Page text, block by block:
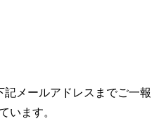
メールアドレスまでご一報
ます。